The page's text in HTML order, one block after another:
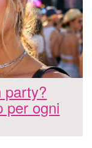
party?
per ogni